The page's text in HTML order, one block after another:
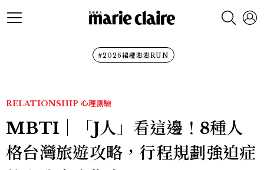
#2026裙襬澎澎RUN
RELATIONSHIP 心理測驗
MBTI｜「J人」看這邊！8種人
格台灣旅遊攻略，行程規劃強迫症